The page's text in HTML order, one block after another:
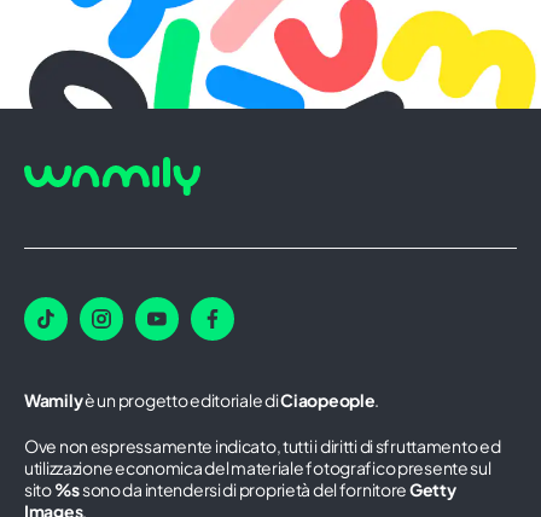
Wamilyè un progetto editoriale diCiaopeople.
Ove non espressamente indicato, tutti i diritti di sfruttamento ed
utilizzazione economica del materiale fotografico presente sul
sito%ssono da intendersi di proprietà del fornitoreGetty
Images.